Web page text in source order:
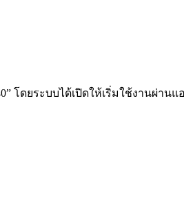
ดยระบบได้เปิดให้เริ่มใช้งานผ่านแ